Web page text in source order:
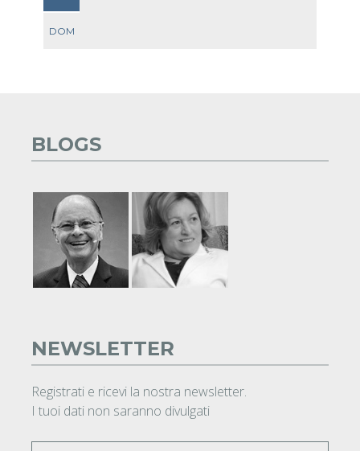
DOM
BLOGS
NEWSLETTER
Registrati e ricevi la nostra newsletter.
I tuoi dati non saranno divulgati